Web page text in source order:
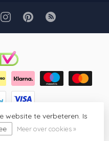
- Powered byLightspeed-
Dyvelopment
website te verbeteren. Is
Meer over cookies »